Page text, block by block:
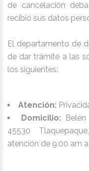
de cancelación
recibió sus datos
El departamento de
de dar trámite a las
los siguientes:
Atención:
Domicilio:
45530
atención de 9:00 am